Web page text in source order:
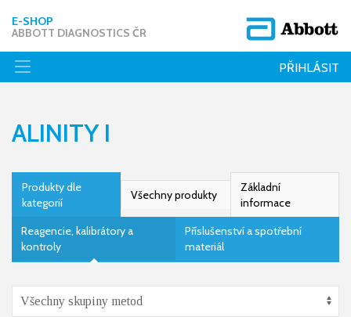
E-SHOP
ABBOTT DIAGNOSTICS ČR
PŘIHLÁSIT
ALINITY I
Produkty dle
kategorií
Všechny produkty
Základní
informace
Reagencie, kalibrátory a
kontroly
Příslušenství a spotřební
materiál